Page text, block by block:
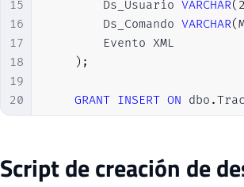
15
16
17
18
19
20
21
        Ds_Usuario
VARCHAR(
        Ds_Comando
VARCHAR(
        Evento XML
) ;
GRANT INSERT ON dbo .
Script de creación de